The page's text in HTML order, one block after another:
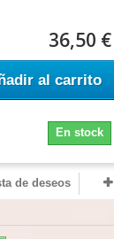
36,50 €
al carrito
En stock
de deseos